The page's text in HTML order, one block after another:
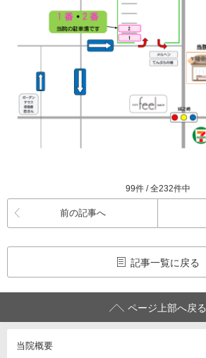
99件 / 全232件中
前の記事へ
記事一覧に戻る
ページ上部へ戻る
当院概要